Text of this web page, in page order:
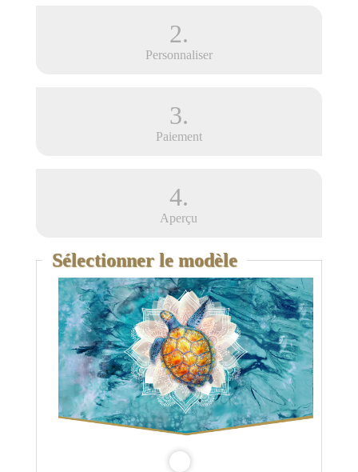
2.
Personnaliser
3.
Paiement
4.
Aperçu
Sélectionner le modèle